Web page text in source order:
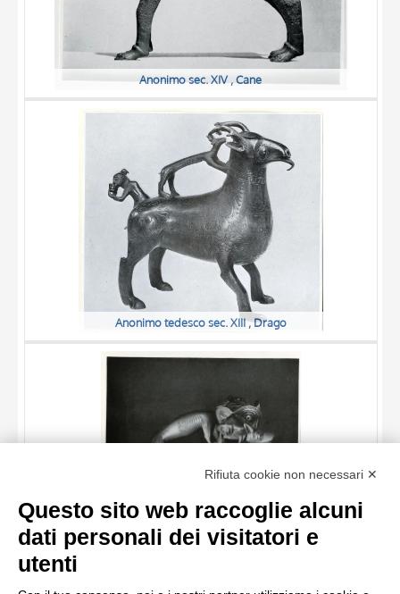
Anonimo sec. XIV , Cane
Anonimo tedesco sec. XIII , Drago
OGGETTO
LOCALIZZAZIONE
Rifiuta cookie non necessari ✕
Questo sito web raccoglie alcuni
dati personali dei visitatori e
utenti